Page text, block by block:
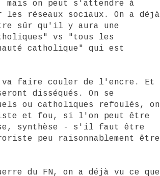
mais on peut s'attendre à
réseaux sociaux. On a déjà
sûr qu'il y aura une
vs "tous les
catholique" qui est
va faire couler de l'encre. Et
disséqués. On se
ou catholiques refoulés, on
et fou, si l'on peut être
synthèse - s'il faut être
peu raisonnablement être
du FN, on a déjà vu ce que